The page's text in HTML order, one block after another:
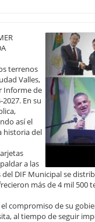
terrenos
Valles,
Informe de
En su
así el
historia del
a las
DIF Municipal se
más de 4 mil
compromiso de su
al tiempo de seguir